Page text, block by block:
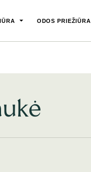
ODOS PRIEŽIŪRA